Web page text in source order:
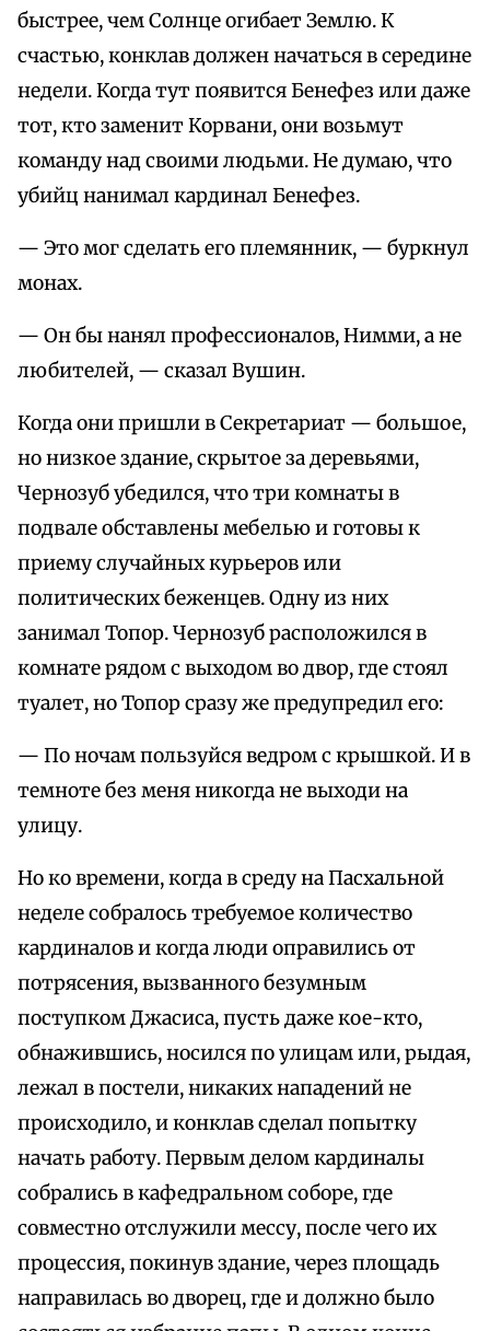
быстрее, чем Солнце огибает Землю. К
счастью, конклав должен начаться в середине
недели. Когда тут появится Бенефез или даже
тот, кто заменит Корвани, они возьмут
команду над своими людьми. Не думаю, что
убийц нанимал кардинал Бенефез.
— Это мог сделать его племянник, — буркнул
монах.
— Он бы нанял профессионалов, Нимми, а не
любителей, — сказал Вушин.
Когда они пришли в Секретариат — большое,
но низкое здание, скрытое за деревьями,
Чернозуб убедился, что три комнаты в
подвале обставлены мебелью и готовы к
приему случайных курьеров или
политических беженцев. Одну из них
занимал Топор. Чернозуб расположился в
комнате рядом с выходом во двор, где стоял
туалет, но Топор сразу же предупредил его:
— По ночам пользуйся ведром с крышкой. И в
темноте без меня никогда не выходи на
улицу.
Но ко времени, когда в среду на Пасхальной
неделе собралось требуемое количество
кардиналов и когда люди оправились от
потрясения, вызванного безумным
поступком Джасиса, пусть даже кое-кто,
обнажившись, носился по улицам или, рыдая,
лежал в постели, никаких нападений не
происходило, и конклав сделал попытку
начать работу. Первым делом кардиналы
собрались в кафедральном соборе, где
совместно отслужили мессу, после чего их
процессия, покинув здание, через площадь
направилась во дворец, где и должно было